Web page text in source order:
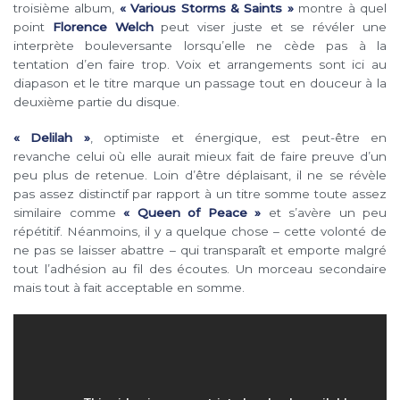
troisième album, « Various Storms & Saints »montre à quel
point Florence Welchpeut viser juste et se révéler une
interprète bouleversante lorsqu’elle ne cède pas à la
tentation d’en faire trop. Voix et arrangements sont ici au
diapason et le titre marque un passage tout en douceur à la
deuxième partie du disque.
« Delilah », optimiste et énergique, est peut-être en
revanche celui où elle aurait mieux fait de faire preuve d’un
peu plus de retenue. Loin d’être déplaisant, il ne se révèle
pas assez distinctif par rapport à un titre somme toute assez
similaire comme « Queen of Peace » et s’avère un peu
répétitif. Néanmoins, il y a quelque chose – cette volonté de
ne pas se laisser abattre – qui transparaît et emporte malgré
tout l’adhésion au fil des écoutes. Un morceau secondaire
mais tout à fait acceptable en somme.